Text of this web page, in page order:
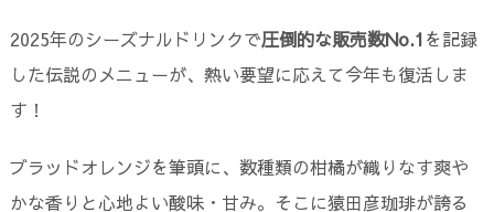
2025年のシーズナルドリンクで圧倒的な販売数No.1を記録
した伝説のメニューが、熱い要望に応えて今年も復活しま
す！
ブラッドオレンジを筆頭に、数種類の柑橘が織りなす爽や
かな香りと心地よい酸味・甘み。そこに猿田彦珈琲が誇る